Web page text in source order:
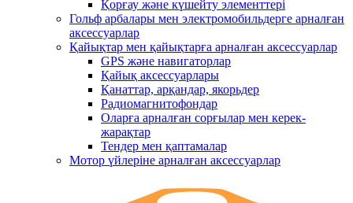
Қорғау және күшейту элементтері
Гольф арбалары мен электромобильдерге арналған
аксессуарлар
Қайықтар мен қайықтарға арналған аксессуарлар
GPS және навигаторлар
Қайық аксессуарлары
Қанаттар, арқандар, якорьдер
Радиомагнитофондар
Оларға арналған сорғылар мен керек-
жарақтар
Тендер мен қаптамалар
Мотор үйлеріне арналған аксессуарлар